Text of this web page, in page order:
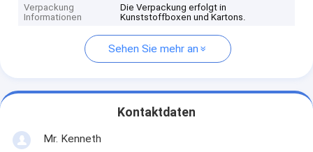
Verpackung
Informationen
Die Verpackung erfolgt in
Kunststoffboxen und Kartons.
Sehen Sie mehr an
Kontaktdaten
Mr. Kenneth